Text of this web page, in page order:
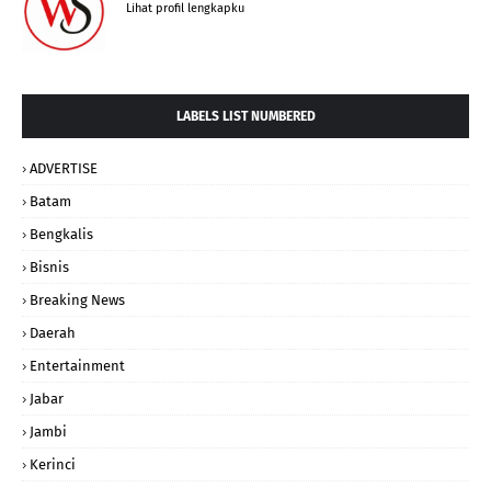
Lihat profil lengkapku
LABELS LIST NUMBERED
ADVERTISE
Batam
Bengkalis
Bisnis
Breaking News
Daerah
Entertainment
Jabar
Jambi
Kerinci